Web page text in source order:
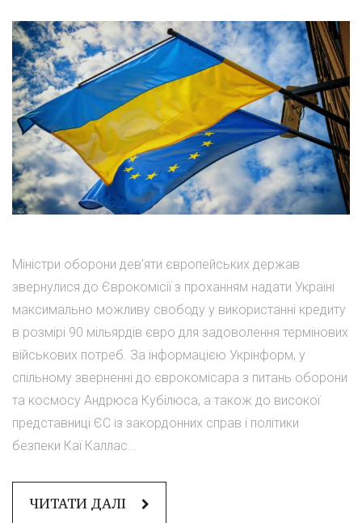
Міністри оборони дев'яти європейських держав
звернулися до Єврокомісії з проханням надати Україні
максимально можливу свободу у використанні кредиту
в розмірі 90 мільярдів євро для задоволення термінових
військових потреб. За інформацією Укрінформ, у
спільному зверненні до єврокомісара з питань оборони
та космосу Андрюса Кубілюса, а також до високої
представниці ЄС із закордонних справ і політики
безпеки Каї Каллас...
ЧИТАТИ ДАЛІ